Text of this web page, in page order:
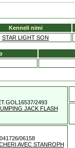
Kenneli nimi
STAR LIGHT SON
2493
JACK FLASH
06158
AVEC STANROPH